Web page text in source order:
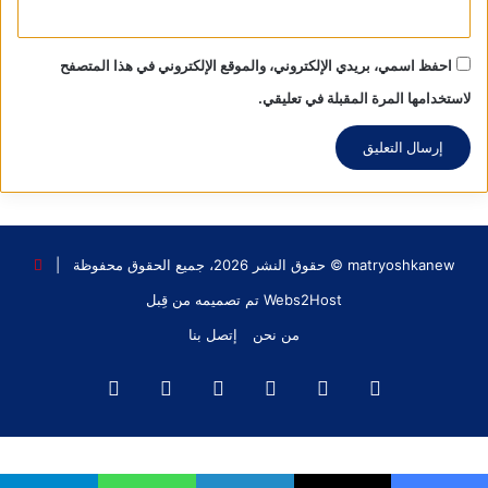
احفظ اسمي، بريدي الإلكتروني، والموقع الإلكتروني في هذا المتصفح
لاستخدامها المرة المقبلة في تعليقي.
matryoshkanew © حقوق النشر 2026، جميع الحقوق محفوظة |
Webs2Host تم تصميمه من قِبل
من نحن
إتصل بنا
فيسبوك يوتيوب انستقرام‫TikTok